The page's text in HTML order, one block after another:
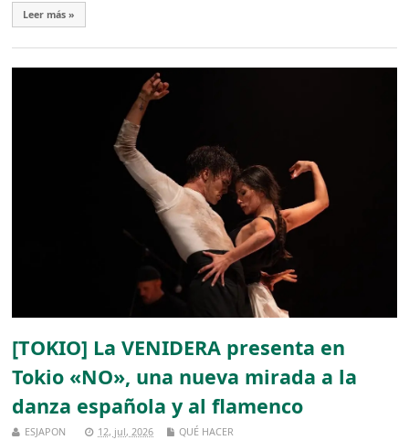
Leer más »
[TOKIO] La VENIDERA presenta en
Tokio «NO», una nueva mirada a la
danza española y al flamenco
ESJAPON 12, jul, 2026 QUÉ HACER